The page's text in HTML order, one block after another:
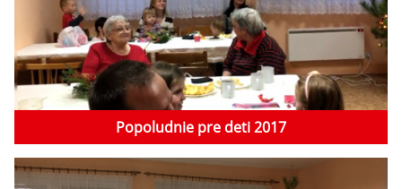
Popoludnie pre deti 2017